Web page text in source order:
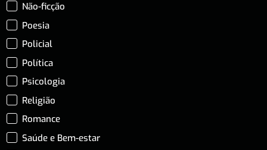
Não-ficção
Poesia
Policial
Política
Psicologia
Religião
Romance
Saúde e Bem-estar